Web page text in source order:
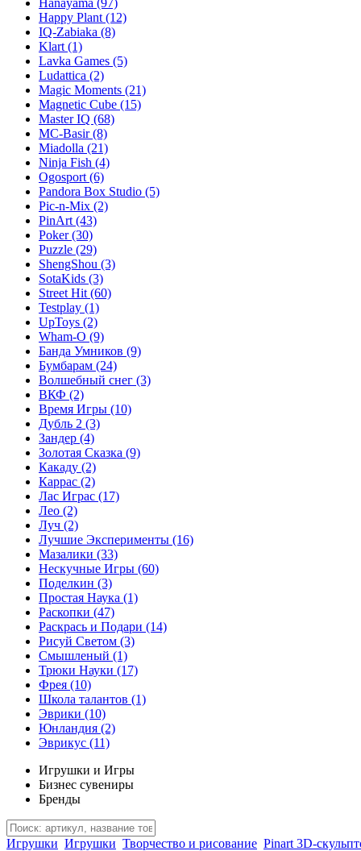
Hanayama (97)
Happy Plant (12)
IQ-Zabiaka (8)
Klart (1)
Lavka Games (5)
Ludattica (2)
Magic Moments (21)
Magnetic Cube (15)
Master IQ (68)
MC-Basir(8)
Miadolla (21)
Ninja Fish (4)
Ogosport (6)
Pandora Box Studio (5)
Pic-n-Mix (2)
PinArt (43)
Poker(30)
Puzzle (29)
ShengShou (3)
SotaKids (3)
Street Hit (60)
Testplay (1)
UpToys (2)
Wham-O (9)
Банда Умников (9)
Бумбарам (24)
Волшебный снег (3)
ВКФ (2)
Время Игры (10)
Дубль 2 (3)
Зандер (4)
Золотая Сказка (9)
Какаду (2)
Каррас (2)
Лас Играс (17)
Лео (2)
Луч (2)
Лучшие Эксперименты (16)
Мазалики (33)
Нескучные Игры (60)
Поделкин (3)
Простая Наука (1)
Раскопки (47)
Раскрась и Подари (14)
Рисуй Светом (3)
Смышленый (1)
Трюки Науки (17)
Фрея (10)
Школа талантов (1)
Эврики (10)
Юнландия (2)
Эврикус (11)
Игрушки и Игры
Бизнес сувениры
Бренды
Игрушки Игрушки Творчество и рисование Pinart 3D-